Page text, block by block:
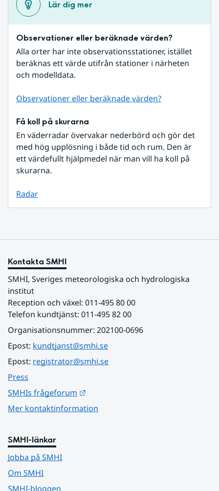
Lär dig mer
Observationer eller beräknade värden?
Alla orter har inte observationsstationer, istället
beräknas ett värde utifrån stationer i närheten
och modelldata.
Observationer eller beräknade värden?
Få koll på skurarna
En väderradar övervakar nederbörd och gör det
med hög upplösning i både tid och rum. Den är
ett värdefullt hjälpmedel när man vill ha koll på
skurarna.
Radar
Kontakta SMHI
SMHI, Sveriges meteorologiska och hydrologiska
institut
Reception och växel: 011-495 80 00
Telefon kundtjänst: 011-495 82 00
Organisationsnummer: 202100-0696
Epost: kundtjanst@smhi.se
Epost: registrator@smhi.se
Press
SMHIs frågeforum
Mer kontaktinformation
SMHI-länkar
Jobba på SMHI
Om SMHI
SMHI-bloggen